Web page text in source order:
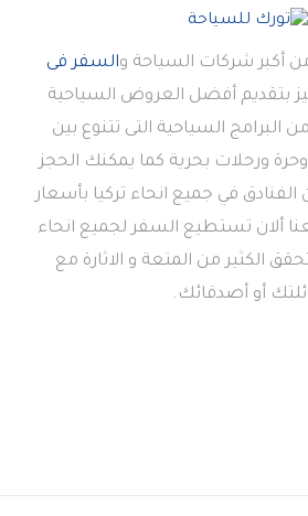
أكبر شركات السياحة والسفر فى
بتقديم أفضل العروض السياحية
البرامج السياحية التى تتنوع بين
ورحلات بحرية كما يمكنك الحجز
في جميع انحاء تركيا بأسعار
ألان تستطيع السفر لجميع انحاء
الكثير من المتعة و الاثارة مع
أو أصدقائك.